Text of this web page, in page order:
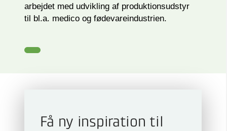
arbejdet med udvikling af produktionsudstyr
til bl.a. medico og fødevareindustrien.
Få ny inspiration til